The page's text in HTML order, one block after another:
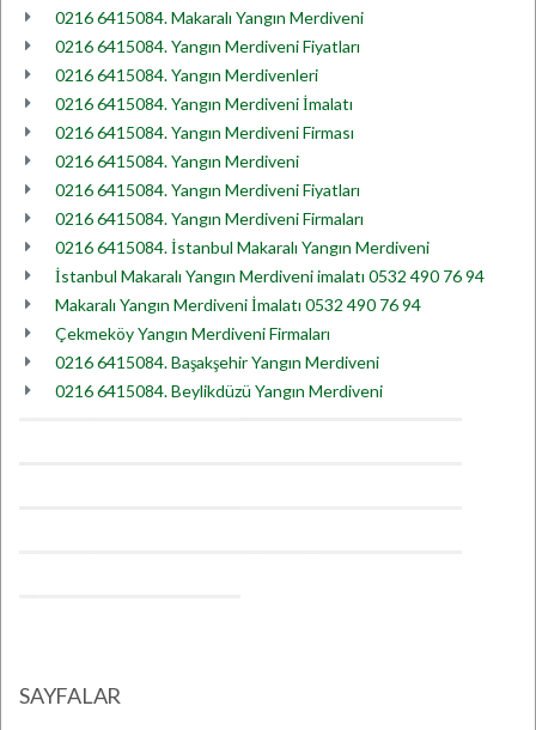
0216 6415084. Makaralı Yangın Merdiveni
0216 6415084. Yangın Merdiveni Fiyatları
0216 6415084. Yangın Merdivenleri
0216 6415084. Yangın Merdiveni İmalatı
0216 6415084. Yangın Merdiveni Firması
0216 6415084. Yangın Merdiveni
0216 6415084. Yangın Merdiveni Fiyatları
0216 6415084. Yangın Merdiveni Firmaları
0216 6415084. İstanbul Makaralı Yangın Merdiveni
İstanbul Makaralı Yangın Merdiveni imalatı 0532 490 76 94
Makaralı Yangın Merdiveni İmalatı 0532 490 76 94
Çekmeköy Yangın Merdiveni Firmaları
0216 6415084. Başakşehir Yangın Merdiveni
0216 6415084. Beylikdüzü Yangın Merdiveni
SAYFALAR